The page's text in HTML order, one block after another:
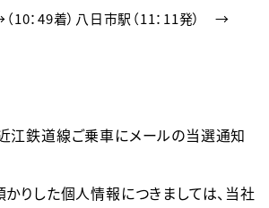
（10：49着）八日市駅（11：11発）　→
江鉄道線ご乗車にメールの当選通知
りした個人情報につきましては、当社